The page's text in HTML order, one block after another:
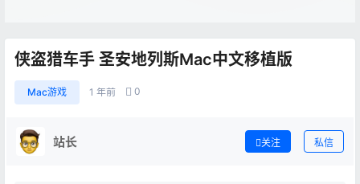
侠盗猎车手 圣安地列斯Mac中文移植版
Mac游戏 1 年前 0
站长 关注 私信